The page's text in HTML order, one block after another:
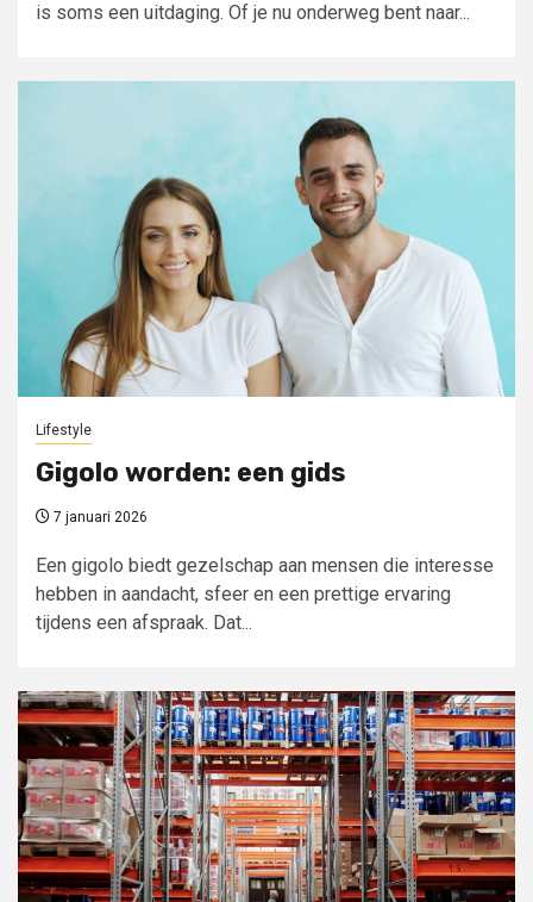
is soms een uitdaging. Of je nu onderweg bent naar...
Lifestyle
Gigolo worden: een gids
7 januari 2026
Een gigolo biedt gezelschap aan mensen die interesse
hebben in aandacht, sfeer en een prettige ervaring
tijdens een afspraak. Dat...